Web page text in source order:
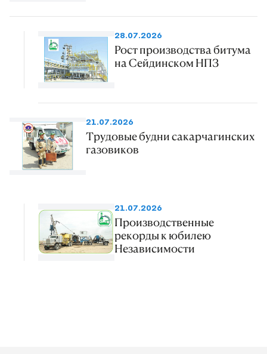
28.07.2026
Рост производства битума
на Сейдинском НПЗ
21.07.2026
Трудовые будни сакарчагинских
газовиков
21.07.2026
Производственные
рекорды к юбилею
Независимости